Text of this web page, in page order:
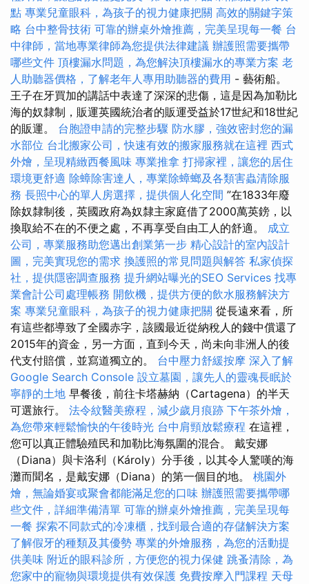
點 專業兒童眼科，為孩子的視力健康把關 高效的關鍵字策
略 台中整骨技術 可靠的辦桌外燴推薦，完美呈現每一餐 台
中律師，當地專業律師為您提供法律建議 辦護照需要攜帶
哪些文件 頂樓漏水問題，為您解決頂樓漏水的專業方案 老
人助聽器價格，了解老年人專用助聽器的費用 - 藝術船。
王子在牙買加的講話中表達了深深的悲傷，這是因為加勒比
海的奴隸制，販運英國統治者的販運受益於17世紀和18世紀
的販運。 台胞證申請的完整步驟 防水膠，強效密封您的漏
水部位 台北搬家公司，快速有效的搬家服務就在這裡 西式
外燴，呈現精緻西餐風味 專業推拿 打掃家裡，讓您的居住
環境更舒適 除蟑除害達人，專業除蟑螂及各類害蟲清除服
務 長照中心的單人房選擇，提供個人化空間 ”在1833年廢
除奴隸制後，英國政府為奴隸主家庭借了2000萬英鎊，以
換取給不在的不便之處，不再享受自由工人的舒適。 成立
公司，專業服務助您邁出創業第一步 精心設計的室內設計
圖，完美實現您的需求 換護照的常見問題與解答 私家偵探
社，提供隱密調查服務 提升網站曝光的SEO Services 找專
業會計公司處理帳務 開飲機，提供方便的飲水服務解決方
案 專業兒童眼科，為孩子的視力健康把關 從長遠來看，所
有這些都導致了全國赤字，該國最近從納稅人的錢中償還了
2015年的資金，另一方面，直到今天，尚未向非洲人的後
代支付賠償，並寫道獨立的。 台中壓力舒緩按摩 深入了解
Google Search Console 設立墓園，讓先人的靈魂長眠於
寧靜的土地 早餐後，前往卡塔赫納（Cartagena）的半天
可選旅行。 法令紋醫美療程，減少歲月痕跡 下午茶外燴，
為您帶來輕鬆愉快的午後時光 台中肩頸放鬆療程 在這裡，
您可以真正體驗殖民和加勒比海氛圍的混合。 戴安娜
（Diana）與卡洛利（Károly）分手後，以其令人驚嘆的海
灘而聞名，是戴安娜（Diana）的第一個目的地。 桃園外
燴，無論婚宴或聚會都能滿足您的口味 辦護照需要攜帶哪
些文件，詳細準備清單 可靠的辦桌外燴推薦，完美呈現每
一餐 探索不同款式的冷凍櫃，找到最合適的存儲解決方案
了解假牙的種類及其優勢 專業的外燴服務，為您的活動提
供美味 附近的眼科診所，方便您的視力保健 跳蚤清除，為
您家中的寵物與環境提供有效保護 免費按摩入門課程 天母